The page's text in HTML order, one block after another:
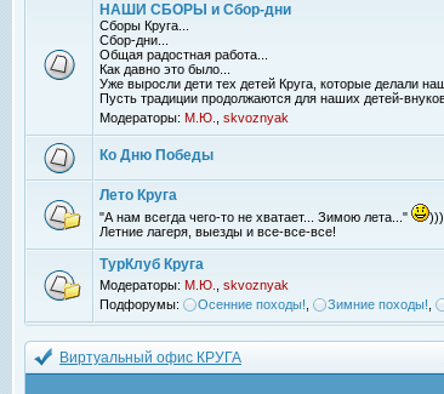
НАШИ СБОРЫ и Сбор-дни
Сборы Круга...
Сбор-дни...
Общая радостная работа...
Как давно это было...
Уже выросли дети тех детей Круга, которые делали
Пусть традиции продолжаются для наших детей-
Модераторы: М.Ю. skvoznyak
Ко Дню Победы
Лето Круга
"А нам всегда чего-то не хватает... Зимою лета..."
)))
Летние лагеря, выезды и все-все-все!
ТурКлуб Круга
Модераторы: М.Ю.
skvoznyak
Подфорумы:
Осенние походы! Зимние походы!
Виртуальный офис КРУГА